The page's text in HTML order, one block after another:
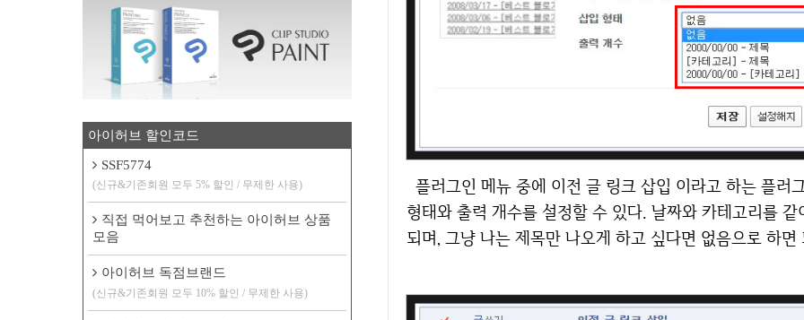
플러그인 메뉴 중에 이전 글 링크 삽입 이라고 하는 플러그인이 보일 것이다. 선택을 하면 이렇게 삽입
형태와 출력 개수를 설정할 수 있다. 날짜와 카테고리를
되며, 그냥 나는 제목만 나오게 하고 싶다면 없음으로 하
아이허브 할인코드
SSF5774
(신규&기존회원 모두 5% 할인 / 무제한 사용)
직접 먹어보고 추천하는 아이허브 상품
모음
아이허브 독점브랜드
(신규&기존회원 모두 10% 할인 / 무제한 사용)